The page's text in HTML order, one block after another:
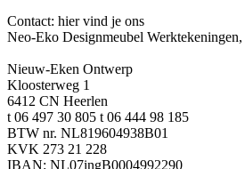
Contact: hier vind je ons
Neo-Eko Designmeubel
Nieuw-Eken Ontwerp
Kloosterweg 1
6412 CN Heerlen
t 06 497 30 805 t 06 444 98 185
BTW nr. NL819604938B01
KVK 273 21 228
IBAN: NL07ingB0004992290